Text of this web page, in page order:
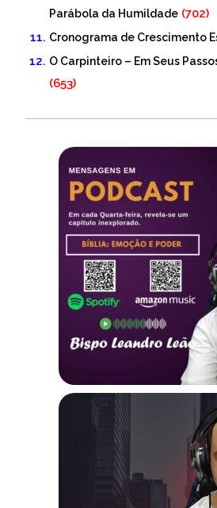
Parábola da Humildade (702)
Cronograma de Crescimento
O Carpinteiro – Em Seus
(653)